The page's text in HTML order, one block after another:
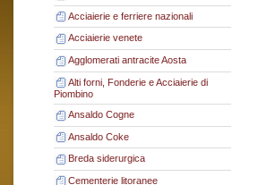
Acciaierie e ferriere nazionali
Acciaierie venete
Agglomerati antracite Aosta
Alti forni, Fonderie e Acciaierie di
Piombino
Ansaldo Cogne
Ansaldo Coke
Breda siderurgica
Cementerie litoranee